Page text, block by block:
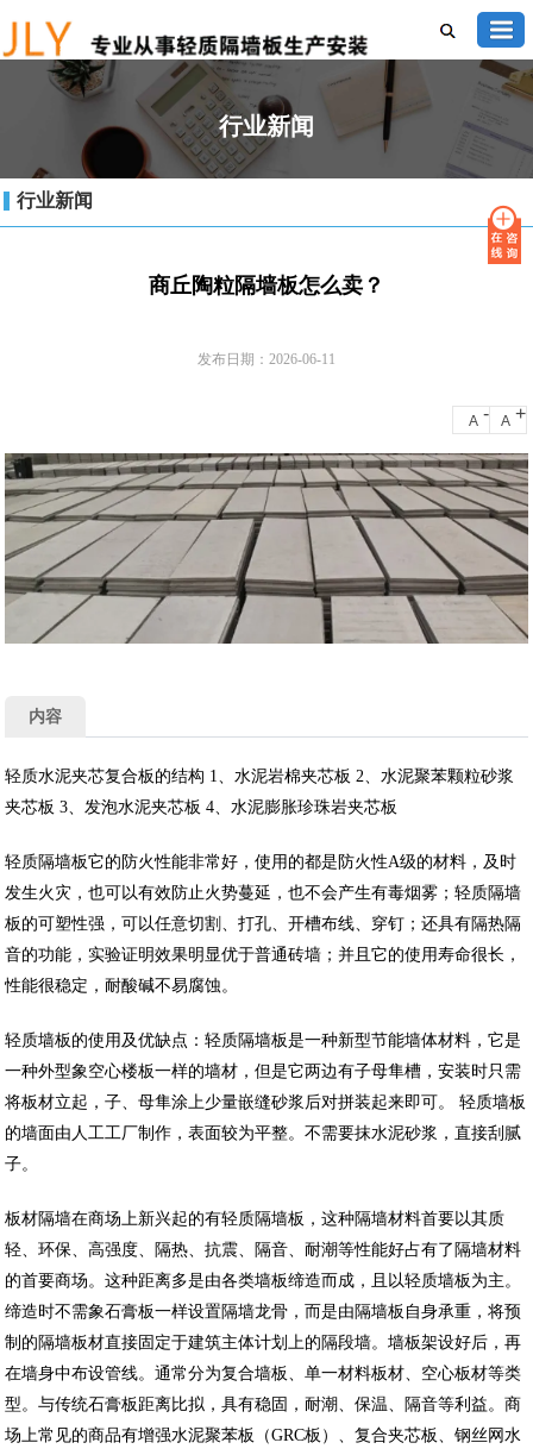
行业新闻
行业新闻
商丘陶粒隔墙板怎么卖？
发布日期：2026-06-11
A - A +
内容
轻质水泥夹芯复合板的结构 1、水泥岩棉夹芯板 2、水泥聚苯颗粒砂浆
夹芯板 3、发泡水泥夹芯板 4、水泥膨胀珍珠岩夹芯板
轻质隔墙板它的防火性能非常好，使用的都是防火性A级的材料，及时
发生火灾，也可以有效防止火势蔓延，也不会产生有毒烟雾；轻质隔墙
板的可塑性强，可以任意切割、打孔、开槽布线、穿钉；还具有隔热隔
音的功能，实验证明效果明显优于普通砖墙；并且它的使用寿命很长，
性能很稳定，耐酸碱不易腐蚀。
轻质墙板的使用及优缺点：轻质隔墙板是一种新型节能墙体材料，它是
一种外型象空心楼板一样的墙材，但是它两边有子母隼槽，安装时只需
将板材立起，子、母隼涂上少量嵌缝砂浆后对拼装起来即可。 轻质墙板
的墙面由人工工厂制作，表面较为平整。不需要抹水泥砂浆，直接刮腻
子。
板材隔墙在商场上新兴起的有轻质隔墙板，这种隔墙材料首要以其质
轻、环保、高强度、隔热、抗震、隔音、耐潮等性能好占有了隔墙材料
的首要商场。这种距离多是由各类墙板缔造而成，且以轻质墙板为主。
缔造时不需象石膏板一样设置隔墙龙骨，而是由隔墙板自身承重，将预
制的隔墙板材直接固定于建筑主体计划上的隔段墙。墙板架设好后，再
在墙身中布设管线。通常分为复合墙板、单一材料板材、空心板材等类
型。与传统石膏板距离比拟，具有稳固，耐潮、保温、隔音等利益。商
场上常见的商品有增强水泥聚苯板（GRC板）、复合夹芯板、钢丝网水